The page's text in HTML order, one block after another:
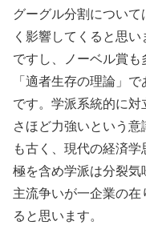
グーグル分割について
く影響してくると思
ですし、ノーベル賞
「適者生存の理論」
です。学派系統的に対
さほど力強いという
も古く、現代の経済
極を含め学派は分裂
主流争いが一企業の
ると思います。